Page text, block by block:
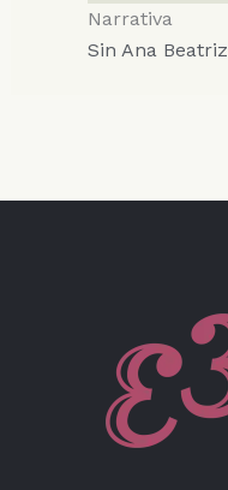
Narrativa
Sin Ana Beatriz